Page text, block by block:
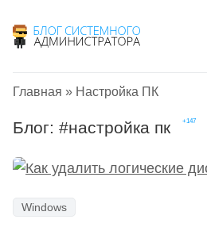
Главная » Настройка ПК
Блог: #настройка пк
Windows